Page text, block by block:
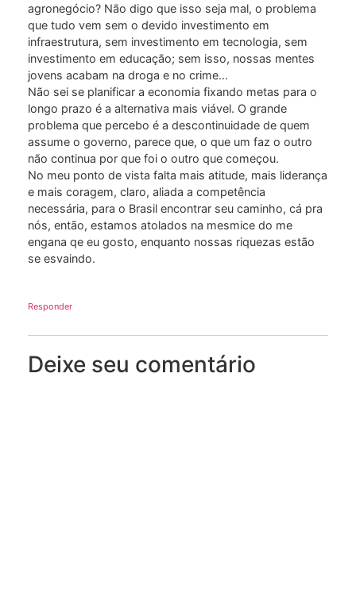
agronegócio? Não digo que isso seja mal, o problema
que tudo vem sem o devido investimento em
infraestrutura, sem investimento em tecnologia, sem
investimento em educação; sem isso, nossas mentes
jovens acabam na droga e no crime…
Não sei se planificar a economia fixando metas para o
longo prazo é a alternativa mais viável. O grande
problema que percebo é a descontinuidade de quem
assume o governo, parece que, o que um faz o outro
não continua por que foi o outro que começou.
No meu ponto de vista falta mais atitude, mais liderança
e mais coragem, claro, aliada a competência
necessária, para o Brasil encontrar seu caminho, cá pra
nós, então, estamos atolados na mesmice do me
engana qe eu gosto, enquanto nossas riquezas estão
se esvaindo.
Responder
Deixe seu comentário